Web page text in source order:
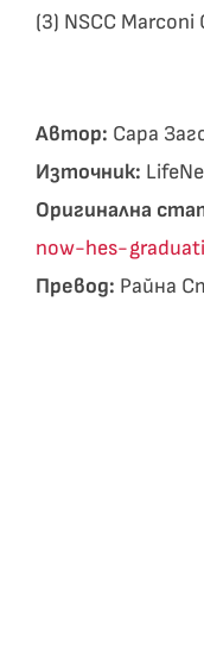
(3) NSCC Marconi
Автор: Сара
Източник:
Оригинална
now-hes-
Превод: Райна